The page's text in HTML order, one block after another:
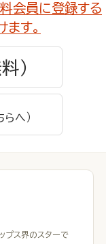
会員に登録する
す。
）
らへ）
ス界のスターで